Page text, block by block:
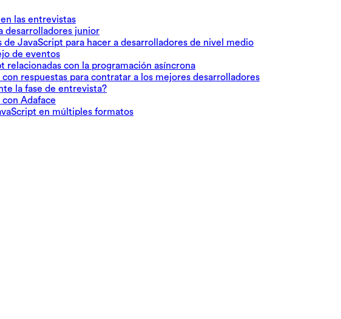
las entrevistas
desarrolladores junior
JavaScript para hacer a desarrolladores de nivel medio
de eventos
relacionadas con la programación asíncrona
respuestas para contratar a los mejores desarrolladores
la fase de entrevista?
Adaface
en múltiples formatos